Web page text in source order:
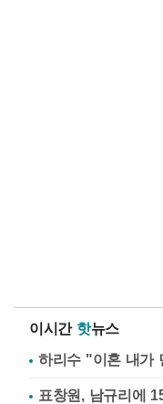
이시간 핫뉴스
하리수 "이혼 내가
표창원, 남규리에